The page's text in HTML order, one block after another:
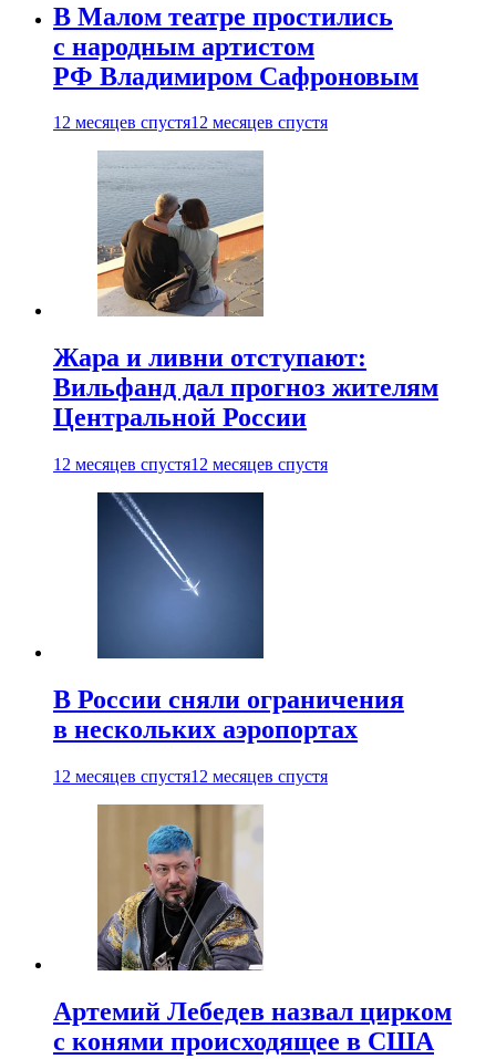
В Малом театре простились
с народным артистом
РФ Владимиром Сафроновым
12 месяцев спустя12 месяцев спустя
Жара и ливни отступают:
Вильфанд дал прогноз жителям
Центральной России
12 месяцев спустя12 месяцев спустя
В России сняли ограничения
в нескольких аэропортах
12 месяцев спустя12 месяцев спустя
Артемий Лебедев назвал цирком
с конями происходящее в США